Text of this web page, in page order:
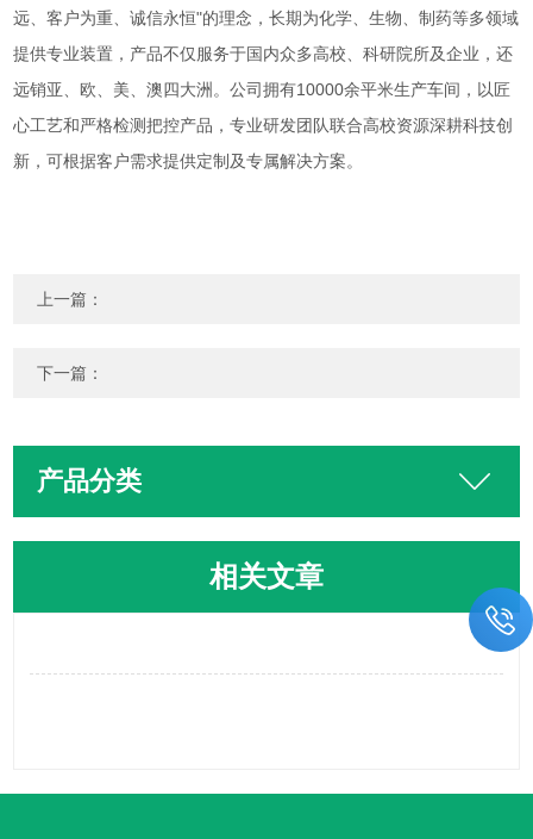
远、客户为重、诚信永恒"的理念，长期为化学、生物、制药等多领域
提供专业装置，产品不仅服务于国内众多高校、科研院所及企业，还
远销亚、欧、美、澳四大洲。公司拥有10000余平米生产车间，以匠
心工艺和严格检测把控产品，专业研发团队联合高校资源深耕科技创
新，可根据客户需求提供定制及专属解决方案。
上一篇：
下一篇：
产品分类
相关文章